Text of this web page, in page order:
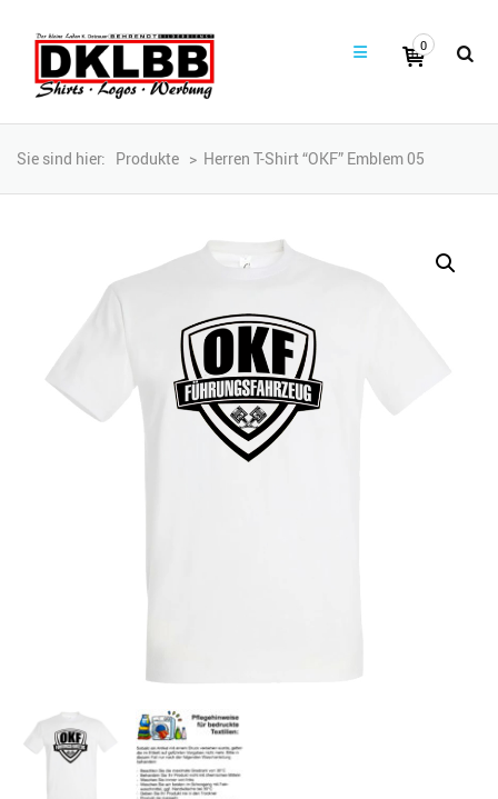
0
Sie sind hier: Produkte > Herren T-Shirt “OKF” Emblem 05